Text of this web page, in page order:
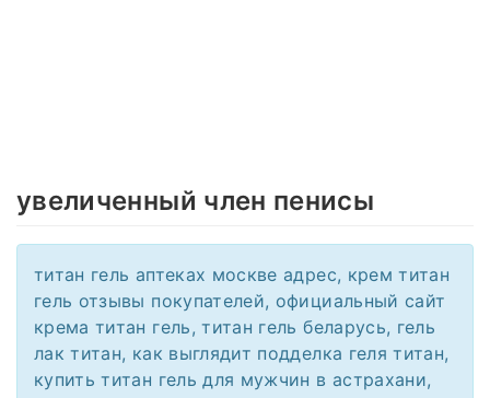
увеличенный член пенисы
титан гель аптеках москве адрес, крем титан
гель отзывы покупателей, официальный сайт
крема титан гель, титан гель беларусь, гель
лак титан, как выглядит подделка геля титан,
купить титан гель для мужчин в астрахани,